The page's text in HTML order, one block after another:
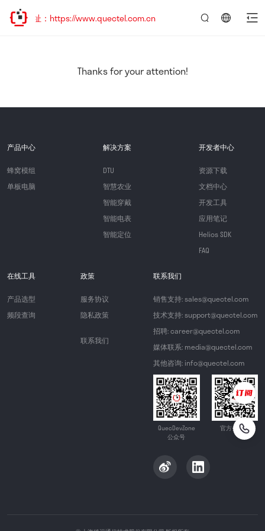
访问新址：https://www.quectel.com.cn
Thanks for your attention!
产品中心
蜂窝模组
单板电脑
解决方案
DTU
智慧农业
智能穿戴
智能电表
智能定位
开发者中心
资源下载
文档中心
开发工具
应用笔记
Helios SDK
FAQ
在线工具
产品选型
频段查询
政策
服务协议
隐私政策
联系我们
联系我们
销售支持: sales@quectel.com
技术支持: support@quectel.com
招聘: career@quectel.com
媒体联系: media@quectel.com
其他咨询: info@quectel.com
QuecDevZone
公众号
官方公众号